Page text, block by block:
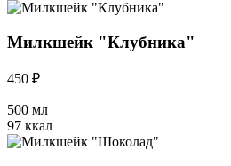
Милкшейк "Клубника"
450 ₽
500 мл
97 ккал